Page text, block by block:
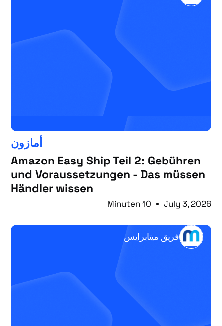
أمازون
Amazon Easy Ship Teil 2: Gebühren
und Voraussetzungen - Das müssen
Händler wissen
July 3, 2026
10 Minuten
فريق ميتابرايس